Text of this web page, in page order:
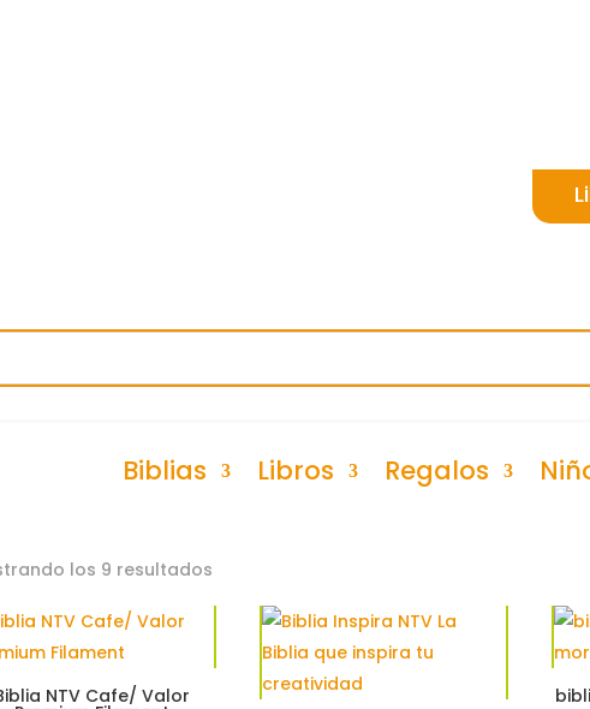
Biblias Libros Regalos
los 9 resultadosOrdenado
últimos
NTV Cafe/ Valor